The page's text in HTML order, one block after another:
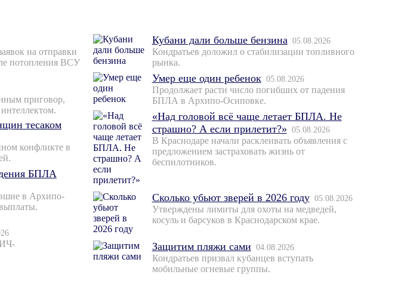
на отправки
потопления ВСУ
приговор,
тесаком
конфликте в
БПЛА
в Архипо-
Кубани дали больше бензина 05.08.2026
Кондратьев доложил о стабилизации топливного
рынка.
Умер еще один ребенок 05.08.2026
Продолжает расти число погибших от падения
БПЛА в Архипо-Осиповке.
«Над головой всё чаще летает БПЛА. Не
страшно? А если прилетит?» 05.08.2026
В Краснодаре начали расклеивать объявления с
предложением застраховать жизнь от
беспилотников.
Сколько убьют зверей в 2026 году 05.08.2026
Утверждены лимиты для охоты на медведей,
косуль и барсуков в Краснодарском крае.
Защитим пляжи сами 04.08.2026
Кондратьев призвал кубанцев вступать
мобильные огневые группы.